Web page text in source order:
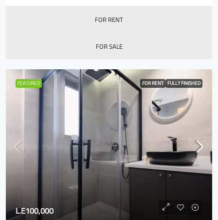
FOR RENT
FOR SALE
FEATURED FOR RENT FULLY FINISHED
L.E100,000